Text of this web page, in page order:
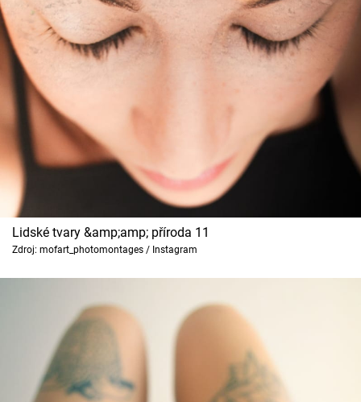
Lidské tvary &amp;amp; příroda 11
Zdroj: mofart_photomontages / Instagram